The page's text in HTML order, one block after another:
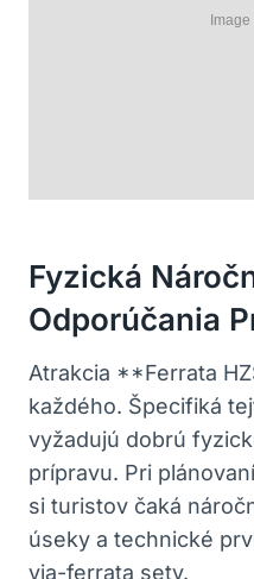
Fyzická
Odporúčania
Atrakcia **Ferrata
každého. Špecifiká
vyžadujú dobrú
prípravu. Pri
si turistov čaká
úseky a technické
via-ferrata sety.